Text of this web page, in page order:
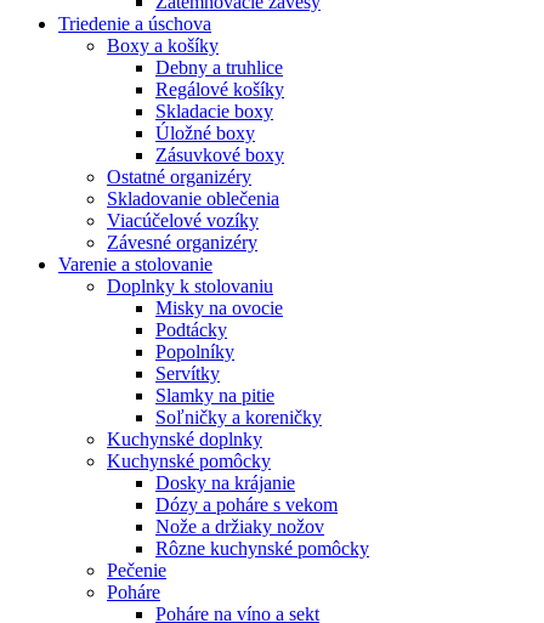
Triedenie a úschova
Boxy a košíky
Debny a truhlice
Regálové košíky
Skladacie boxy
Úložné boxy
Zásuvkové boxy
Ostatné organizéry
Skladovanie oblečenia
Viacúčelové vozíky
Závesné organizéry
Varenie a stolovanie
Doplnky k stolovaniu
Misky na ovocie
Podtácky
Popolníky
Servítky
Slamky na pitie
Soľničky a koreničky
Kuchynské doplnky
Kuchynské pomôcky
Dosky na krájanie
Dózy a poháre s vekom
Nože a držiaky nožov
Rôzne kuchynské pomôcky
Pečenie
Poháre
Poháre na víno a sekt